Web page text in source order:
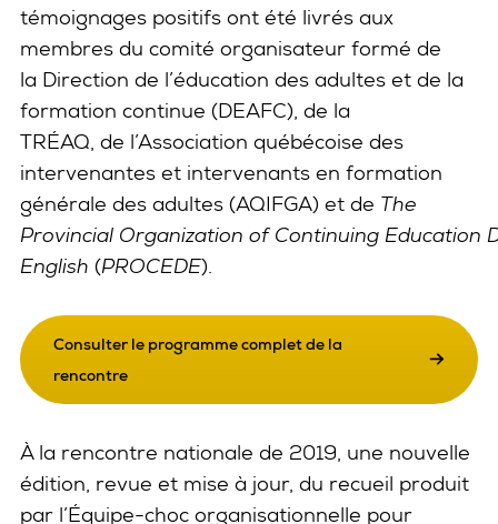
témoignages positifs ont été livrés aux
membres du comité organisateur formé de
la Direction de l’éducation des adultes et de la
formation continue (DEAFC), de la
TRÉAQ, de l’Association québécoise des
intervenantes et intervenants en formation
générale des adultes (AQIFGA) et de The
Provincial Organization of Continuing Education
English (PROCEDE).
Consulter le programme complet de la
rencontre
À la rencontre nationale de 2019, une nouvelle
édition, revue et mise à jour, du recueil produit
par l’Équipe-choc organisationnelle pour